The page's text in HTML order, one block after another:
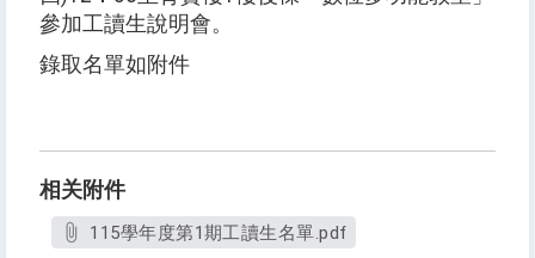
參加工讀生說明會。
錄取名單如附件
相关附件
115學年度第1期工讀生名單.pdf